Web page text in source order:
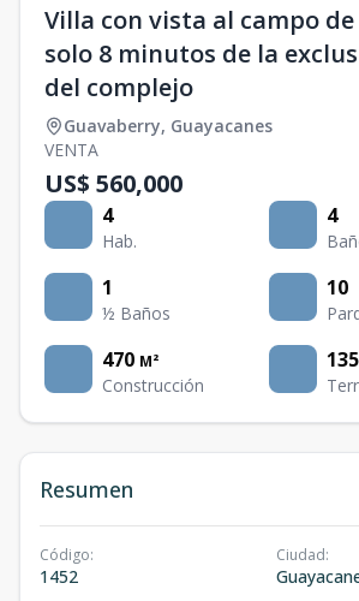
Villa con vista al campo
solo 8 minutos de la
del complejo
Guavaberry, Guayacanes
VENTA
US$ 560,000
4
Hab.
4
1
½ Baños
10
470 M²
Construcción
Resumen
Código:
1452
Ciudad: